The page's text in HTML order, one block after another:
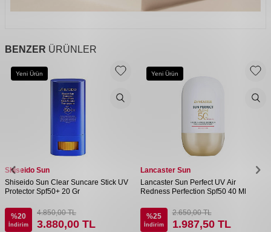
BENZER ÜRÜNLER
Yeni Ürün
Shiseido Sun
Shiseido Sun Clear Suncare Stick UV
Protector Spf50+ 20 Gr
%20
İndirim
4.850,00TL
3.880,00 TL
Yeni Ürün
Lancaster Sun
Lancaster Sun Perfect UV Air
Redness Perfection Spf50 40 Ml
%25
İndirim
2.650,00TL
1.987,50TL